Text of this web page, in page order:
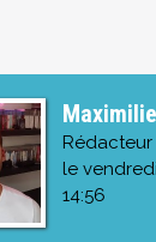
le
14:56